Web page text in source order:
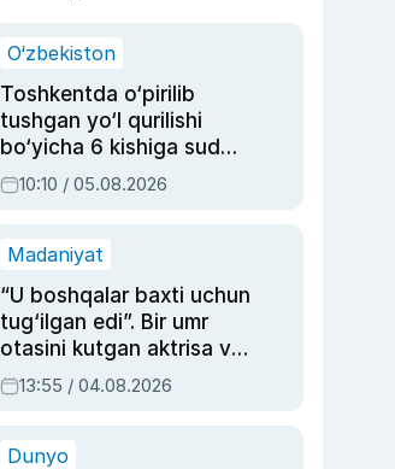
O‘zbekiston
Toshkentda o‘pirilib
tushgan yo‘l qurilishi
bo‘yicha 6 kishiga sud
hukmi o‘qildi
10:10 / 05.08.2026
Madaniyat
“U boshqalar baxti uchun
tug‘ilgan edi”. Bir umr
otasini kutgan aktrisa va
dublyaj ustasi Rimma
Ahmedovaning
13:55 / 04.08.2026
Dunyo